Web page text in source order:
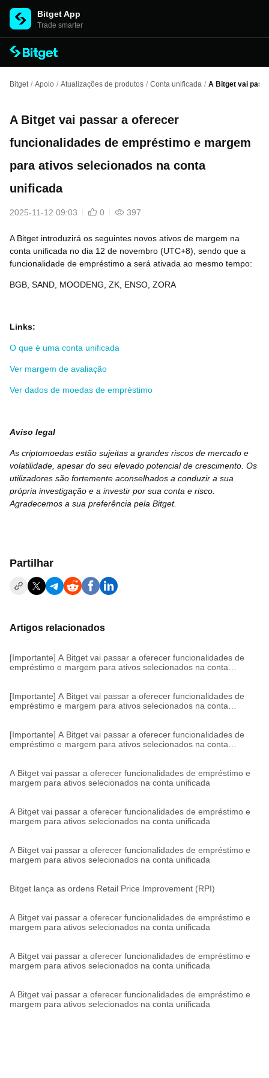
Bitget App
Trade smarter
Bitget / Apoio / Atualizações de produtos / Conta unificada / A Bitget vai
A Bitget vai passar a oferecer
funcionalidades de empréstimo e margem
para ativos selecionados na conta
unificada
2025-11-12 09:03 0 397
A Bitget introduzirá os seguintes novos ativos de margem na
conta unificada no dia 12 de novembro (UTC+8), sendo que a
funcionalidade de empréstimo a será ativada ao mesmo tempo:
BGB, SAND, MOODENG, ZK, ENSO, ZORA
Links:
O que é uma conta unificada
Ver margem de avaliação
Ver dados de moedas de empréstimo
Aviso legal
As criptomoedas estão sujeitas a grandes riscos de mercado e
volatilidade, apesar do seu elevado potencial de crescimento. Os
utilizadores são fortemente aconselhados a conduzir a sua
própria investigação e a investir por sua conta e risco.
Agradecemos a sua preferência pela Bitget.
Partilhar
Artigos relacionados
[Importante] A Bitget vai passar a oferecer funcionalidades de
empréstimo e margem para ativos selecionados na conta
[Importante] A Bitget vai passar a oferecer funcionalidades de
empréstimo e margem para ativos selecionados na conta
[Importante] A Bitget vai passar a oferecer funcionalidades de
empréstimo e margem para ativos selecionados na conta
A Bitget vai passar a oferecer funcionalidades de empréstimo e
margem para ativos selecionados na conta unificada
A Bitget vai passar a oferecer funcionalidades de empréstimo e
margem para ativos selecionados na conta unificada
A Bitget vai passar a oferecer funcionalidades de empréstimo e
margem para ativos selecionados na conta unificada
Bitget lança as ordens Retail Price Improvement (RPI)
A Bitget vai passar a oferecer funcionalidades de empréstimo e
margem para ativos selecionados na conta unificada
A Bitget vai passar a oferecer funcionalidades de empréstimo e
margem para ativos selecionados na conta unificada
A Bitget vai passar a oferecer funcionalidades de empréstimo e
margem para ativos selecionados na conta unificada